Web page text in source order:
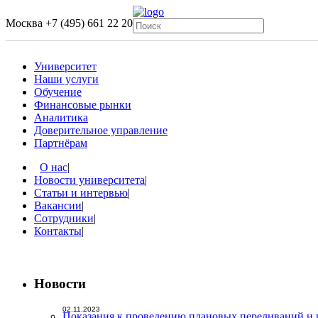
Москва +7 (495) 661 22 20
Университет
Наши услуги
Обучение
Финансовые рынки
Аналитика
Доверительное управление
Партнёрам
О нас|
Новости университета|
Статьи и интервью|
Вакансии|
Сотрудники|
Контакты|
Новости
02.11.2023